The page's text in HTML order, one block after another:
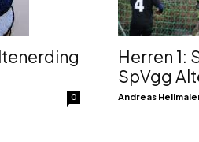
0
Herren 1:
SpVgg
Andreas